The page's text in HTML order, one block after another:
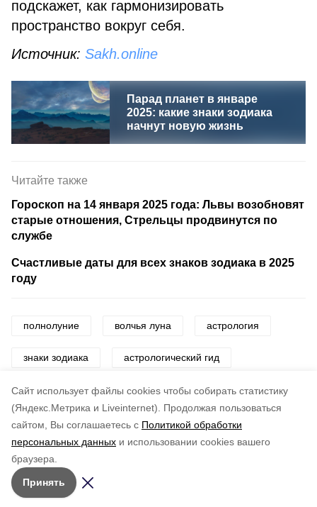
Cайт использует файлы cookies чтобы собирать статистику
(Яндекс.Метрика и Liveinternet).
Продолжая пользоваться
сайтом, Вы соглашаетесь с Политикой обработки
персональных данных и использовании cookies вашего
браузера.
Принять
подскажет, как гармонизировать
пространство вокруг себя.
Источник: Sakh.online
Парад планет в январе
2025: какие знаки зодиака
начнут новую жизнь
Читайте также
Гороскоп на 14 января 2025 года: Львы возобновят
старые отношения, Стрельцы продвинутся по
службе
Счастливые даты для всех знаков зодиака в 2025
году
полнолуние волчья луна астрология
знаки зодиака астрологический гид
астрологический прогноз луна
по оценке
5